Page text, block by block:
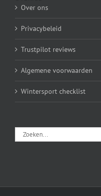
Over ons
Privacybeleid
Trustpilot reviews
Algemene voorwaarden
Wintersport checklist
Zoeken
naar: